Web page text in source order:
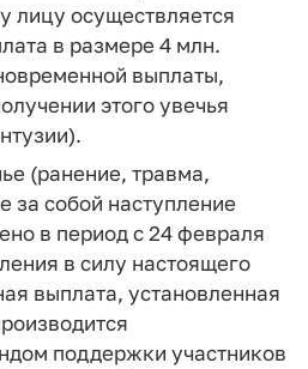
лицу осуществляется
в размере 4 млн.
выплаты,
этого увечья
(ранение, травма,
за собой наступление
в период с 24 февраля
в силу настоящего
выплата, установленная
поддержки участников